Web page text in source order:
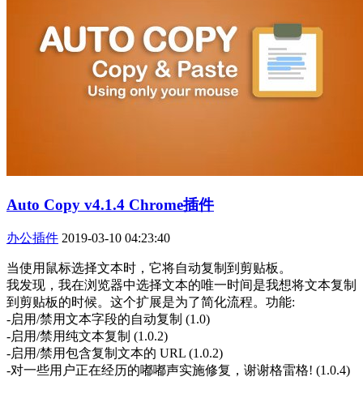
Auto Copy v4.1.4 Chrome插件
办公插件 2019-03-10 04:23:40
当使用鼠标选择文本时，它将自动复制到剪贴板。
我发现，我在浏览器中选择文本的唯一时间是我想将文本复制
到剪贴板的时候。这个扩展是为了简化流程。功能:
-启用/禁用文本字段的自动复制 (1.0)
-启用/禁用纯文本复制 (1.0.2)
-启用/禁用包含复制文本的 URL (1.0.2)
-对一些用户正在经历的嘟嘟声实施修复，谢谢格雷格! (1.0.4)